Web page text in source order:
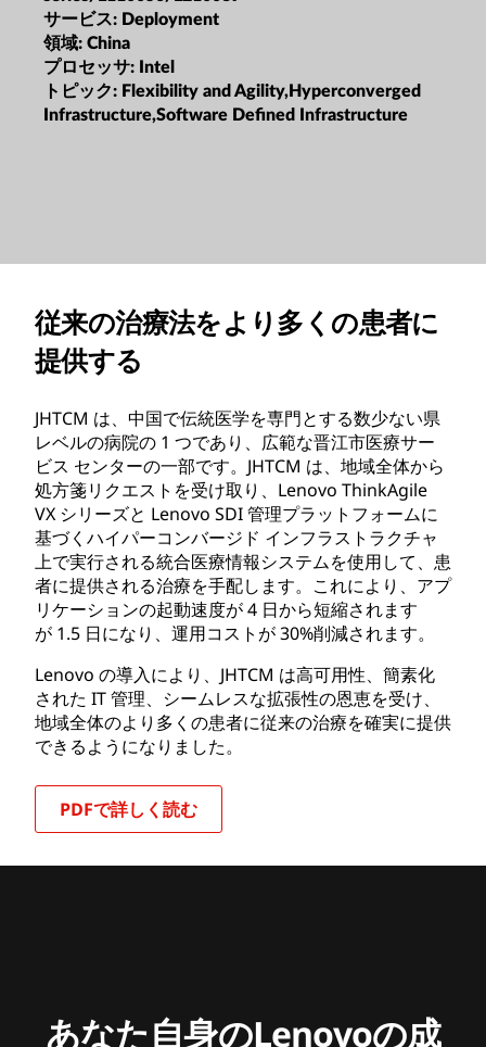
サービス: Deployment
領域: China
プロセッサ: Intel
トピック: Flexibility and Agility,Hyperconverged
Infrastructure,Software Defined Infrastructure
従来の治療法をより多くの患者に
提供する
JHTCM は、中国で伝統医学を専門とする数少ない県
レベルの病院の 1 つであり、広範な晋江市医療サー
ビス センターの一部です。JHTCM は、地域全体から
処方箋リクエストを受け取り、Lenovo ThinkAgile
VX シリーズと Lenovo SDI 管理プラットフォームに
基づくハイパーコンバージド インフラストラクチャ
上で実行される統合医療情報システムを使用して、患
者に提供される治療を手配します。これにより、アプ
リケーションの起動速度が 4 日から短縮されます
が 1.5 日になり、運用コストが 30%削減されます。
Lenovo の導入により、JHTCM は高可用性、簡素化
された IT 管理、シームレスな拡張性の恩恵を受け、
地域全体のより多くの患者に従来の治療を確実に提供
できるようになりました。
PDFで詳しく読む
あなた自身のLenovoの成